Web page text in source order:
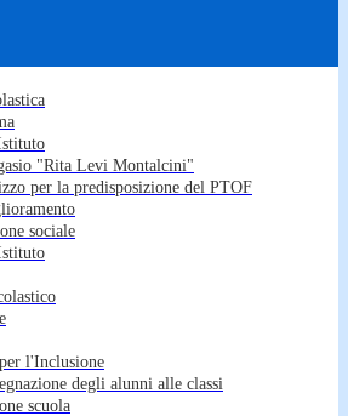
"Rita Levi Montalcini"
per la predisposizione del PTOF
sociale
l'Inclusione
degli alunni alle classi
scuola